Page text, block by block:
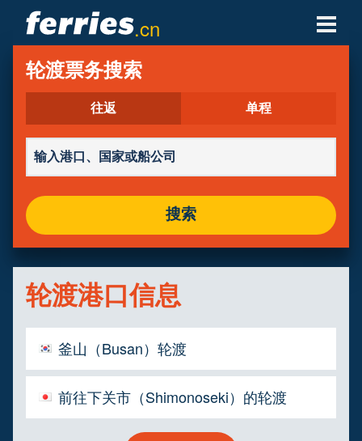
.cn
轮渡公司
轮渡目的地
轮渡航线
轮渡港口
管理预定
轮渡票务搜索
往返 单程
搜索
轮渡港口信息
釜山（Busan）轮渡
前往下关市（Shimonoseki）的轮渡